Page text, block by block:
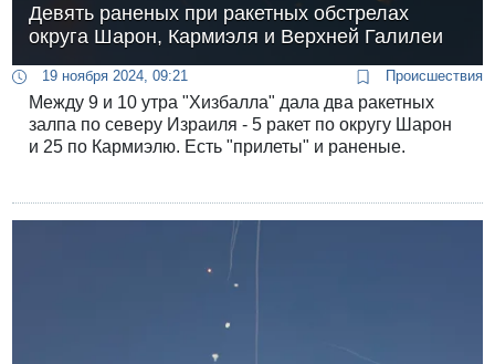
Девять раненых при ракетных обстрелах
округа Шарон, Кармиэля и Верхней Галилеи
19 ноября 2024, 09:21 Происшествия
Между 9 и 10 утра "Хизбалла" дала два ракетных
залпа по северу Израиля - 5 ракет по округу Шарон
и 25 по Кармиэлю. Есть "прилеты" и раненые.